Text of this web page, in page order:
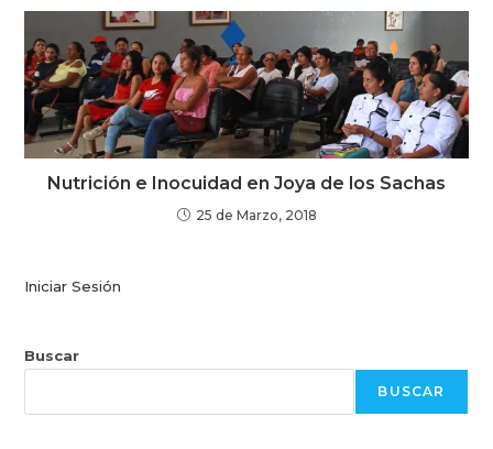
Nutrición e Inocuidad en Joya de los Sachas
25 de Marzo, 2018
Iniciar Sesión
Buscar
BUSCAR